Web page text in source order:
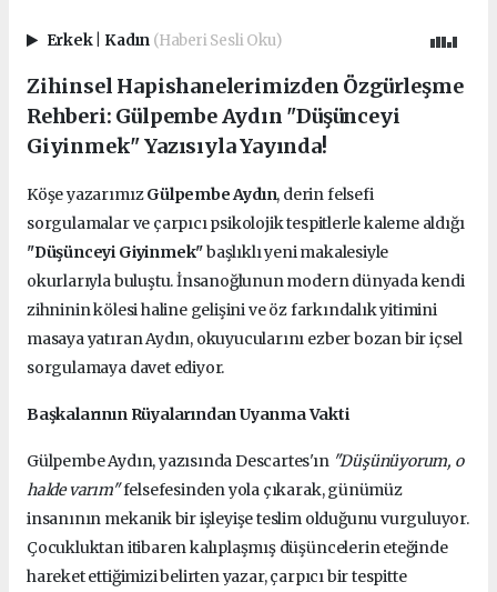
Erkek Kadın (Haberi Sesli Oku)
Zihinsel Hapishanelerimizden Özgürleşme
Rehberi: Gülpembe Aydın "Düşünceyi
Giyinmek" Yazısıyla Yayında!
Köşe yazarımızGülpembe Aydın, derin felsefi
sorgulamalar ve çarpıcı psikolojik tespitlerle kaleme aldığı
"Düşünceyi Giyinmek"başlıklı yeni makalesiyle
okurlarıyla buluştu. İnsanoğlunun modern dünyada kendi
zihninin kölesi haline gelişini ve öz farkındalık yitimini
masaya yatıran Aydın, okuyucularını ezber bozan bir içsel
sorgulamaya davet ediyor.
Başkalarının Rüyalarından Uyanma Vakti
Gülpembe Aydın, yazısında Descartes'ın "Düşünüyorum, o
halde varım"felsefesinden yola çıkarak, günümüz
insanının mekanik bir işleyişe teslim olduğunu vurguluyor.
Çocukluktan itibaren kalıplaşmış düşüncelerin eteğinde
hareket ettiğimizi belirten yazar, çarpıcı bir tespitte